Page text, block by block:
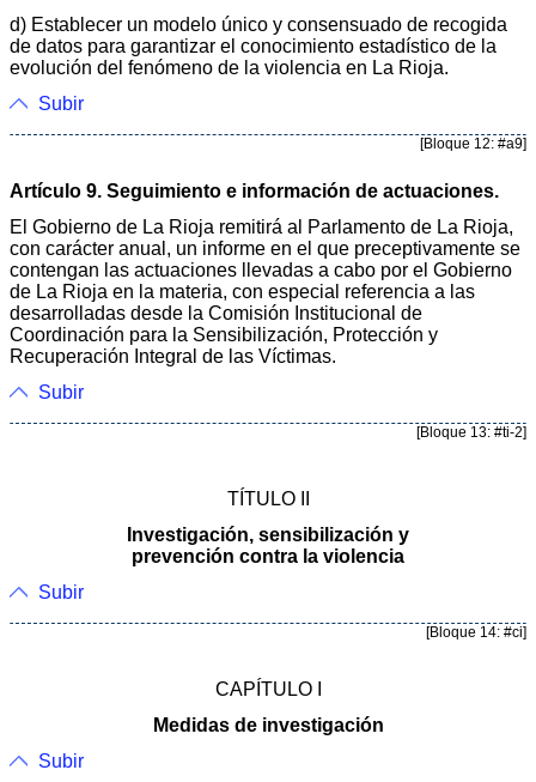
d) Establecer un modelo único y consensuado de recogida
de datos para garantizar el conocimiento estadístico de la
evolución del fenómeno de la violencia en La Rioja.
Subir
[Bloque 12: #a9]
Artículo 9. Seguimiento e información de actuaciones.
El Gobierno de La Rioja remitirá al Parlamento de La Rioja,
con carácter anual, un informe en el que preceptivamente se
contengan las actuaciones llevadas a cabo por el Gobierno
de La Rioja en la materia, con especial referencia a las
desarrolladas desde la Comisión Institucional de
Coordinación para la Sensibilización, Protección y
Recuperación Integral de las Víctimas.
Subir
[Bloque 13: #ti-2]
TÍTULO II
Investigación, sensibilización y
prevención contra la violencia
Subir
[Bloque 14: #ci]
CAPÍTULO I
Medidas de investigación
Subir